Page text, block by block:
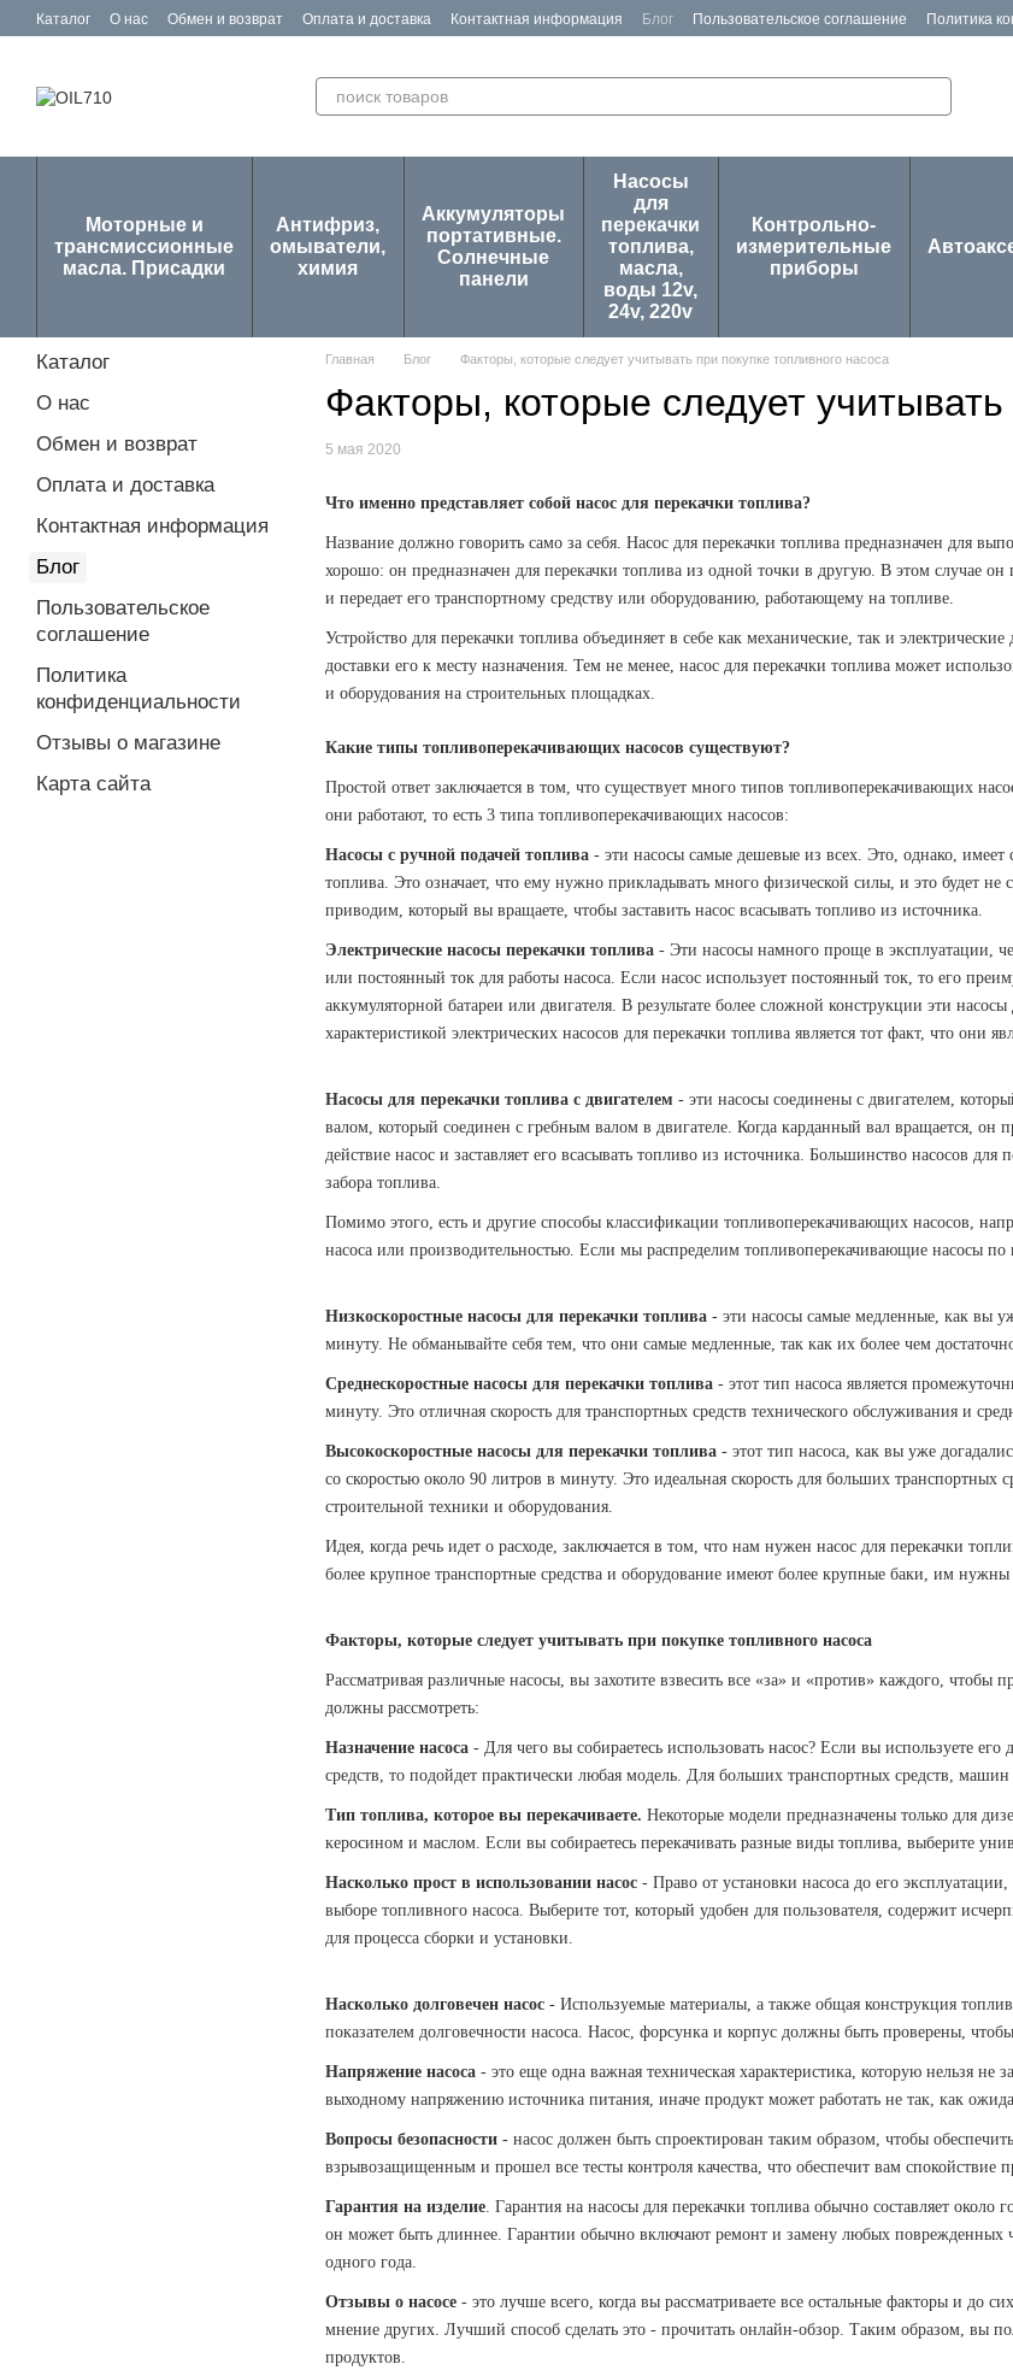
Перейти к основному контенту
Каталог О нас Обмен и возврат Оплата и доставка Контактная информация Блог Пользовательское соглашение
Политика
Моторные и
трансмиссионные
масла. Присадки
Антифриз,
омыватели,
химия
Аккумуляторы
портативные.
Солнечные
панели
Насосы
для
перекачки
топлива,
масла,
воды 12v,
24v, 220v
Контрольно-
измерительные
приборы
Главная Блог Факторы, которые следует учитывать при покупке топливного насоса
Факторы, которые следует
5 мая 2020
Что именно представляет собой насос для перекачки топлива?
Название должно говорить само за себя. Насос для перекачки топлива предназначен для
хорошо: он предназначен для перекачки топлива из одной точки в другую. В этом случае
и передает его транспортному средству или оборудованию, работающему на топливе.
Устройство для перекачки топлива объединяет в себе как механические, так и
доставки его к месту назначения. Тем не менее, насос для перекачки топлива может
и оборудования на строительных площадках.
Какие типы топливоперекачивающих насосов существуют?
Простой ответ заключается в том, что существует много типов топливоперекачивающих
они работают, то есть 3 типа топливоперекачивающих насосов:
Насосы с ручной подачей топлива - эти насосы самые дешевые из всех. Это, однако,
топлива. Это означает, что ему нужно прикладывать много физической силы, и это будет
приводим, который вы вращаете, чтобы заставить насос всасывать топливо из источника.
Электрические насосы перекачки топлива - Эти насосы намного проще в эксплуатации,
или постоянный ток для работы насоса. Если насос использует постоянный ток, то его
аккумуляторной батареи или двигателя. В результате более сложной конструкции эти
характеристикой электрических насосов для перекачки топлива является тот факт, что
Насосы для перекачки топлива с двигателем - эти насосы соединены с двигателем,
валом, который соединен с гребным валом в двигателе. Когда карданный вал вращается, он
действие насос и заставляет его всасывать топливо из источника. Большинство насосов
забора топлива.
Помимо этого, есть и другие способы классификации топливоперекачивающих насосов,
насоса или производительностью. Если мы распределим топливоперекачивающие насосы по
Низкоскоростные насосы для перекачки топлива - эти насосы самые медленные, как вы
минуту. Не обманывайте себя тем, что они самые медленные, так как их более чем
Среднескоростные насосы для перекачки топлива - этот тип насоса является
минуту. Это отличная скорость для транспортных средств технического обслуживания и
Высокоскоростные насосы для перекачки топлива - этот тип насоса, как вы уже
со скоростью около 90 литров в минуту. Это идеальная скорость для больших транспортных
строительной техники и оборудования.
Идея, когда речь идет о расходе, заключается в том, что нам нужен насос для перекачки
более крупное транспортные средства и оборудование имеют более крупные баки, им
Факторы, которые следует учитывать при покупке топливного насоса
Рассматривая различные насосы, вы захотите взвесить все «за» и «против» каждого,
должны рассмотреть:
Назначение насоса - Для чего вы собираетесь использовать насос? Если вы используете
средств, то подойдет практически любая модель. Для больших транспортных средств,
Тип топлива, которое вы перекачиваете. Некоторые модели предназначены только для
керосином и маслом. Если вы собираетесь перекачивать разные виды топлива, выберите
Насколько прост в использовании насос - Право от установки насоса до его
выборе топливного насоса. Выберите тот, который удобен для пользователя, содержит
для процесса сборки и установки.
Насколько долговечен насос - Используемые материалы, а также общая конструкция
показателем долговечности насоса. Насос, форсунка и корпус должны быть проверены,
Напряжение насоса - это еще одна важная техническая характеристика, которую нельзя не
выходному напряжению источника питания, иначе продукт может работать не так, как
Вопросы безопасности - насос должен быть спроектирован таким образом, чтобы
взрывозащищенным и прошел все тесты контроля качества, что обеспечит вам спокойствие
Гарантия на изделие. Гарантия на насосы для перекачки топлива обычно составляет
он может быть длиннее. Гарантии обычно включают ремонт и замену любых поврежденных
одного года.
Отзывы о насосе - это лучше всего, когда вы рассматриваете все остальные факторы и до
мнение других. Лучший способ сделать это - прочитать онлайн-обзор. Таким образом, вы
продуктов.
Каталог
О нас
Обмен и возврат
Оплата и доставка
Контактная информация
Блог
Пользовательское
соглашение
Политика
конфиденциальности
Отзывы о магазине
Карта сайта